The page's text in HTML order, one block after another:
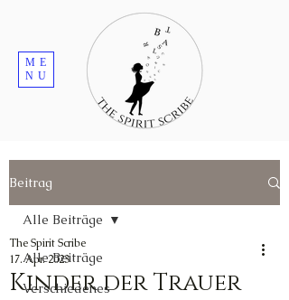
ME
NU
Beitrag
Alle Beiträge
Verschiedenes
Alle Beiträge
Kinder der Trauer
The Spirit Scribe
17. Apr. 2023